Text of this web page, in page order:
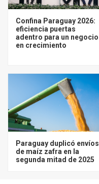
Confina Paraguay 2026:
eficiencia puertas
adentro para un negocio
en crecimiento
Paraguay duplicó envíos
de maíz zafra en la
segunda mitad de 2025